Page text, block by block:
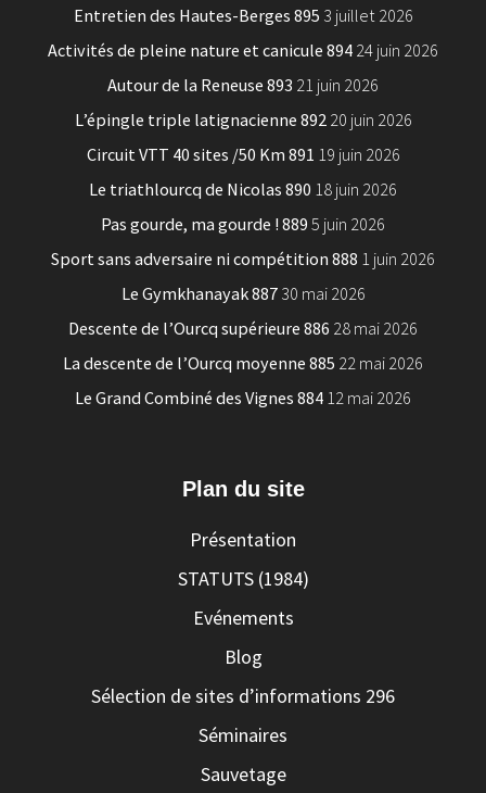
Entretien des Hautes-Berges 895 3 juillet 2026
Activités de pleine nature et canicule 894 24 juin 2026
Autour de la Reneuse 893 21 juin 2026
L’épingle triple latignacienne 892 20 juin 2026
Circuit VTT 40 sites /50 Km 891 19 juin 2026
Le triathlourcq de Nicolas 890 18 juin 2026
Pas gourde, ma gourde ! 889 5 juin 2026
Sport sans adversaire ni compétition 888 1 juin 2026
Le Gymkhanayak 887 30 mai 2026
Descente de l’Ourcq supérieure 886 28 mai 2026
La descente de l’Ourcq moyenne 885 22 mai 2026
Le Grand Combiné des Vignes 884 12 mai 2026
Plan du site
Présentation
STATUTS (1984)
Evénements
Blog
Sélection de sites d’informations 296
Séminaires
Sauvetage